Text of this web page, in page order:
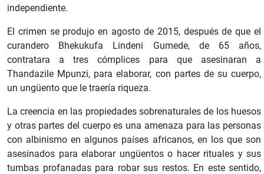
independiente.
El crimen se produjo en agosto de 2015, después de que el
curandero Bhekukufa Lindeni Gumede, de 65 años,
contratara a tres cómplices para que asesinaran a
Thandazile Mpunzi, para elaborar, con partes de su cuerpo,
un ungüento que le traería riqueza.
La creencia en las propiedades sobrenaturales de los huesos
y otras partes del cuerpo es una amenaza para las personas
con albinismo en algunos países africanos, en los que son
asesinados para elaborar ungüentos o hacer rituales y sus
tumbas profanadas para robar sus restos. En este sentido,